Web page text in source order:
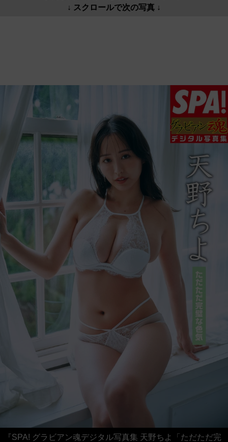
↓ スクロールで次の写真 ↓
『SPA! グラビアン魂デジタル写真集 天野ちよ「ただただ完